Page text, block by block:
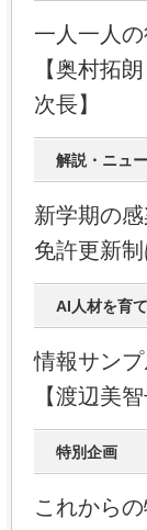
一人一人
【奥村拓
次長】
解説・ニュ
新学期の
免許更新
AI人材を育
情報サン
【渡辺美
特別企画
これから